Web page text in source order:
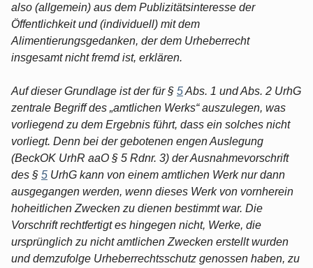
also (allgemein) aus dem Publizitätsinteresse der
Öffentlichkeit und (individuell) mit dem
Alimentierungsgedanken, der dem Urheberrecht
insgesamt nicht fremd ist, erklären.
Auf dieser Grundlage ist der für § 5Abs. 1 und Abs. 2 UrhG
zentrale Begriff des „amtlichen Werks“ auszulegen, was
vorliegend zu dem Ergebnis führt, dass ein solches nicht
vorliegt. Denn bei der gebotenen engen Auslegung
(BeckOK UrhR aaO § 5 Rdnr. 3) der Ausnahmevorschrift
des § 5 UrhG kann von einem amtlichen Werk nur dann
ausgegangen werden, wenn dieses Werk von vornherein
hoheitlichen Zwecken zu dienen bestimmt war. Die
Vorschrift rechtfertigt es hingegen nicht, Werke, die
ursprünglich zu nicht amtlichen Zwecken erstellt wurden
und demzufolge Urheberrechtsschutz genossen haben, zu